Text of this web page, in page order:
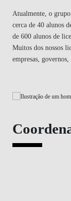
Atualmente, o
cerca de 40 alunos
de 600 alunos de
Muitos dos nossos
empresas,